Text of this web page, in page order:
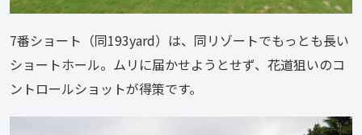
7番ショート（同193yard）は、同リゾートでもっとも長い
ショートホール。ムリに届かせようとせず、花道狙いのコ
ントロールショットが得策です。